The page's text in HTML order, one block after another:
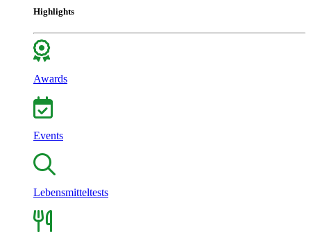
Highlights
Awards
Events
Lebensmitteltests